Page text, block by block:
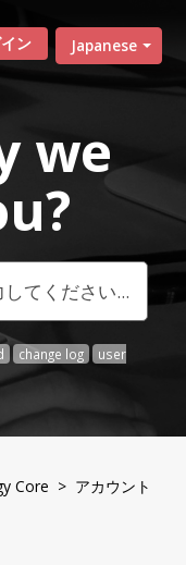
Japanese
ン
we
change log
user
Core > アカウント